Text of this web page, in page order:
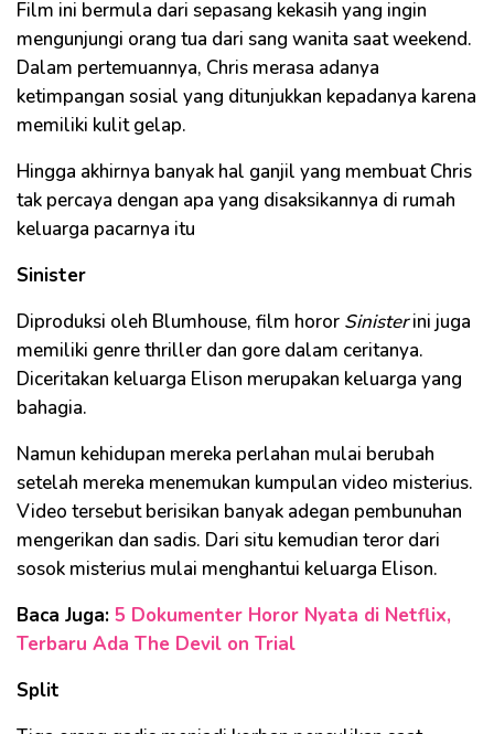
Film ini bermula dari sepasang kekasih yang ingin
mengunjungi orang tua dari sang wanita saat weekend.
Dalam pertemuannya, Chris merasa adanya
ketimpangan sosial yang ditunjukkan kepadanya karena
memiliki kulit gelap.
Hingga akhirnya banyak hal ganjil yang membuat Chris
tak percaya dengan apa yang disaksikannya di rumah
keluarga pacarnya itu
Sinister
Diproduksi oleh Blumhouse, film horor Sinisterini juga
memiliki genre thriller dan gore dalam ceritanya.
Diceritakan keluarga Elison merupakan keluarga yang
bahagia.
Namun kehidupan mereka perlahan mulai berubah
setelah mereka menemukan kumpulan video misterius.
Video tersebut berisikan banyak adegan pembunuhan
mengerikan dan sadis. Dari situ kemudian teror dari
sosok misterius mulai menghantui keluarga Elison.
Baca Juga: 5 Dokumenter Horor Nyata di Netflix,
Terbaru Ada The Devil on Trial
Split